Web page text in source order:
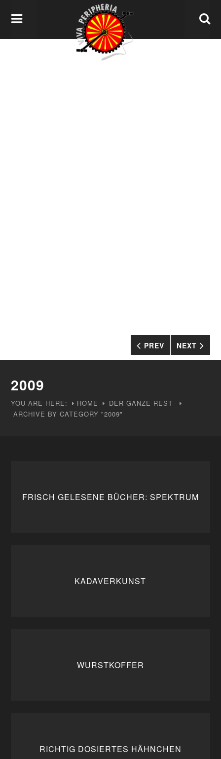
2009
YOU ARE HERE: HOME
DER GANZE REST
ARCHIVE BY CATEGORY "2009"
PREV NEXT
FRISCH GELESENE BÜCHER: SPEKTRUM
KADAVERKUNST
WURSTKOFFER
RICHTIG DOSIERTES HÄHNCHEN